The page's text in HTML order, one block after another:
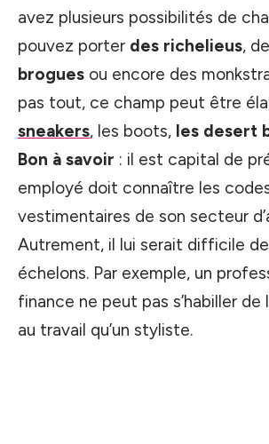
avez plusieurs possibilités de
pouvez porter des richelieus,
brogues ou encore des
pas tout, ce champ peut être
sneakers, les boots, les desert
Bon à savoir : il est capital de
employé doit connaître les
vestimentaires de son secteur
Autrement, il lui serait difficile
échelons. Par exemple, un
finance ne peut pas s’habiller
au travail qu’un styliste.